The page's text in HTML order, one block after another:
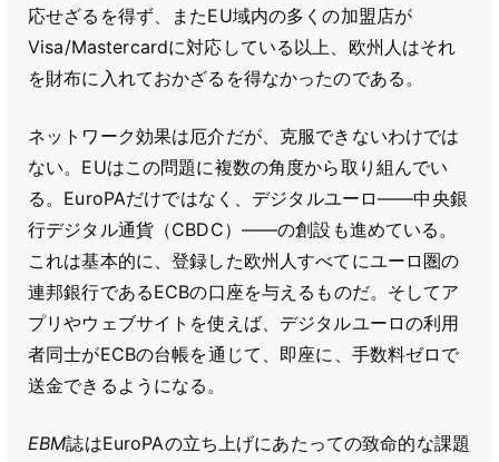
応せざるを得ず、またEU域内の多くの加盟店が
Visa/Mastercardに対応している以上、欧州人はそれ
を財布に入れておかざるを得なかったのである。
ネットワーク効果は厄介だが、克服できないわけでは
ない。EUはこの問題に複数の角度から取り組んでい
る。EuroPAだけではなく、デジタルユーロ――中央銀
行デジタル通貨（CBDC）――の創設も進めている。
これは基本的に、登録した欧州人すべてにユーロ圏の
連邦銀行であるECBの口座を与えるものだ。そしてア
プリやウェブサイトを使えば、デジタルユーロの利用
者同士がECBの台帳を通じて、即座に、手数料ゼロで
送金できるようになる。
EBM誌はEuroPAの立ち上げにあたっての致命的な課題